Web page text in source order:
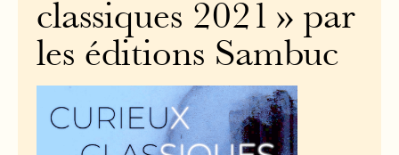
classiques 2021 » par
les éditions Sambuc